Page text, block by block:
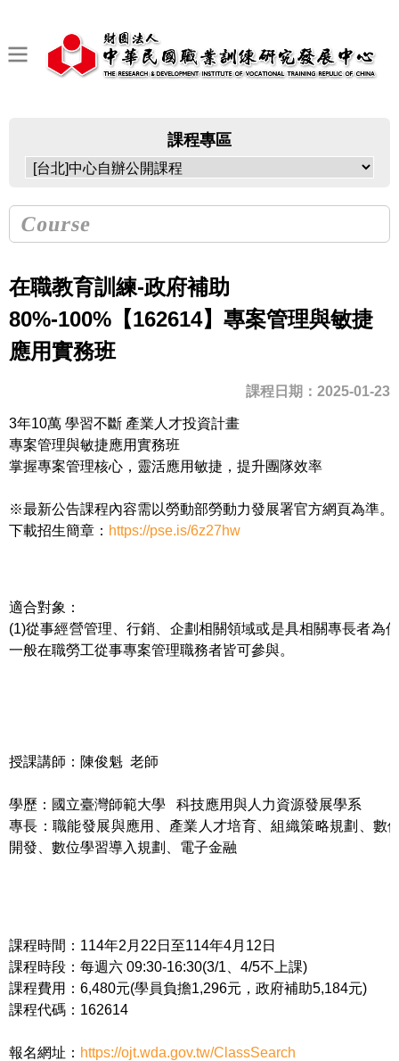
課程專區
Course
在職教育訓練-政府補助
80%-100%【162614】專案管理與敏捷
應用實務班
課程日期：2025-01-23
3年10萬 學習不斷 產業人才投資計畫
專案管理與敏捷應用實務班
掌握專案管理核心，靈活應用敏捷，提升團隊效率
※最新公告課程內容需以勞動部勞動力發展署官方網頁為準。
下載招生簡章： https://pse.is/6z27hw
適合對象：
(1)從事經營管理、行銷、企劃相關領域或是具相關專長者為
一般在職勞工從事專案管理職務者皆可參與。
授課講師：陳俊魁 老師
學歷：國立臺灣師範大學 科技應用與人力資源發展學系
專長：職能發展與應用、產業人才培育、組織策略規劃、數
開發、數位學習導入規劃、電子金融
課程時間：114年2月22日至114年4月12日
課程時段：每週六 09:30-16:30(3/1 、4/5不上課)
課程費用：6,480元(學員負擔1,296元，政府補助5,184元)
課程代碼：162614
報名網址： https://ojt.wda.gov.tw/ClassSearch